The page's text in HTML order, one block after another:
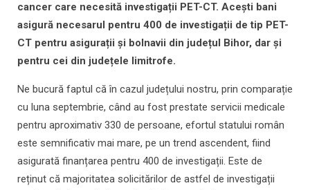
cancer care necesită investigații PET-CT. Acești bani
asigură necesarul pentru 400 de investigații de tip PET-
CT pentru asigurații și bolnavii din județul Bihor, dar și
pentru cei din județele limitrofe.
Ne bucură faptul că în cazul județului nostru, prin comparație
cu luna septembrie, când au fost prestate servicii medicale
pentru aproximativ 330 de persoane, efortul statului român
este semnificativ mai mare, pe un trend ascendent, fiind
asigurată finanțarea pentru 400 de investigații. Este de
reținut că majoritatea solicitărilor de astfel de investigații